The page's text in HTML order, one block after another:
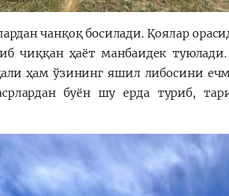
чанқоқ босилади. Қоялар
чиққан ҳаёт манбаидек
ҳам ўзининг яшил либосини
буён шу ерда туриб,